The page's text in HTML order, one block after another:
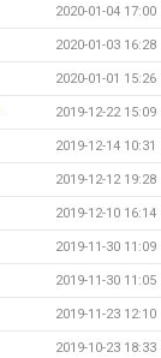
2020-01-04 17:00
2020-01-03 16:28
2020-01-01 15:26
2019-12-22 15:09
2019-12-14 10:31
2019-12-12 19:28
2019-12-10 16:14
2019-11-30 11:09
2019-11-30 11:05
2019-11-23 12:10
2019-10-23 18:33